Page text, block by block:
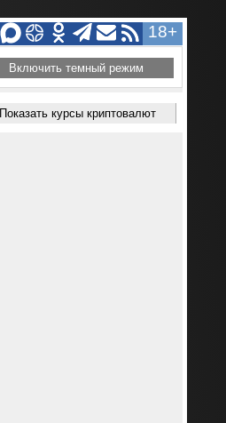
18+
Включить темный режим
Показать курсы криптовалют